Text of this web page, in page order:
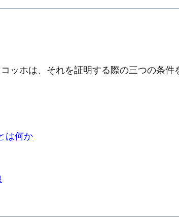
ッホは、それを証明する際の三つの条
は何か